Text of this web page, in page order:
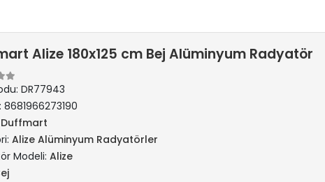
Alize 180x125 cm Bej Alüminyum Radyatör
DR77943
8681966273190
Duffmart
Alize Alüminyum Radyatörler
Modeli: Alize